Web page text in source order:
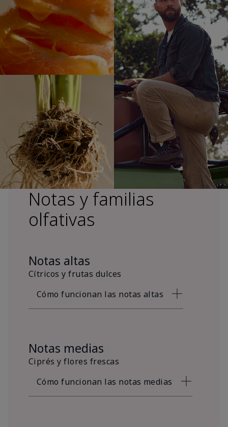
Notas y familias
olfativas
Notas altas
Cítricos y frutas dulces
Cómo funcionan las notas altas
Notas medias
Ciprés y flores frescas
Cómo funcionan las notas medias